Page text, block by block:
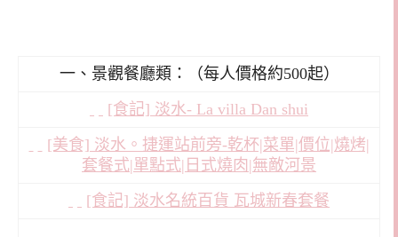
一、景觀餐廳類：（每人價格約500起）
[食記] 淡水- La villa Dan shui
[美食] 淡水。捷運站前旁-乾杯|菜單|價位|燒烤|
套餐式|單點式|日式燒肉|無敵河景
[食記] 淡水名統百貨 瓦城新春套餐